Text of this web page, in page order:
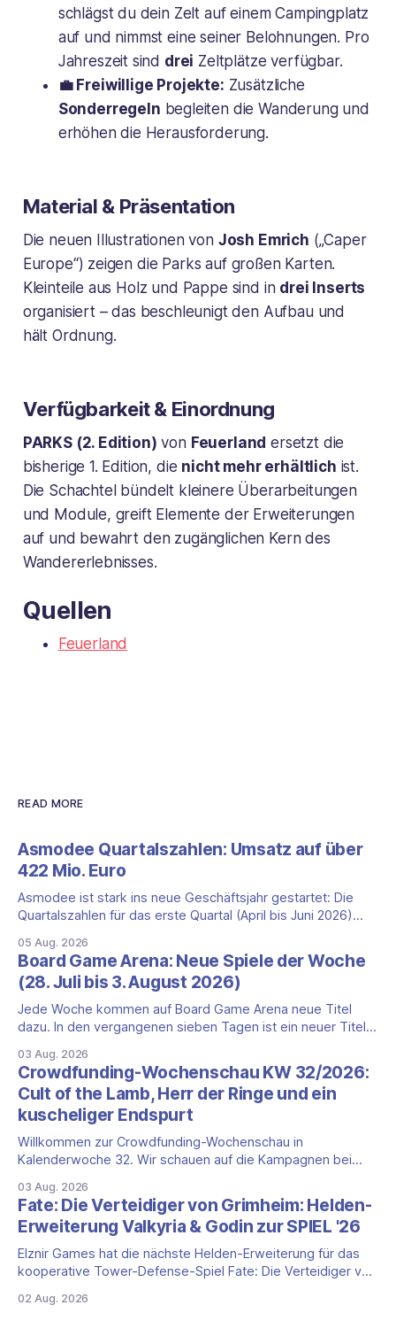
schlägst du dein Zelt auf einem Campingplatz
auf und nimmst eine seiner Belohnungen. Pro
Jahreszeit sind drei Zeltplätze verfügbar.
💼 Freiwillige Projekte: Zusätzliche
Sonderregeln begleiten die Wanderung und
erhöhen die Herausforderung.
Material & Präsentation
Die neuen Illustrationen von Josh Emrich („Caper
Europe“) zeigen die Parks auf großen Karten.
Kleinteile aus Holz und Pappe sind in drei Inserts
organisiert – das beschleunigt den Aufbau und
hält Ordnung.
Verfügbarkeit & Einordnung
PARKS (2. Edition) von Feuerland ersetzt die
bisherige 1. Edition, die nicht mehr erhältlich ist.
Die Schachtel bündelt kleinere Überarbeitungen
und Module, greift Elemente der Erweiterungen
auf und bewahrt den zugänglichen Kern des
Wandererlebnisses.
Quellen
Feuerland
READ MORE
Asmodee Quartalszahlen: Umsatz auf über
422 Mio. Euro
Asmodee ist stark ins neue Geschäftsjahr gestartet: Die
Quartalszahlen für das erste Quartal (April bis Juni 2026)
Prozent auf 422,1 Millionen Euro. Getragen wird das
Wachstum weiter von den Sammelkartenspielen, doch
erstmals seit Monaten zeigt auch das klassische
Brettspielgeschäft wieder
05 Aug. 2026
Board Game Arena: Neue Spiele der Woche
(28. Juli bis 3. August 2026)
Jede Woche kommen auf Board Game Arena neue Titel
dazu. In den vergangenen sieben Tagen ist ein neuer Titel
bekanntesten kooperativen Zombiespiele. Wir stellen dir
den Neuzugang mit seinen Eckdaten vor. Zombicide: 2nd
Edition: kooperatives Überleben gegen Zombiehorden Mit
Zombicide: 2nd
03 Aug. 2026
Crowdfunding-Wochenschau KW 32/2026:
Cult of the Lamb, Herr der Ringe und ein
kuscheliger Endspurt
Willkommen zur Crowdfunding-Wochenschau in
Kalenderwoche 32. Wir schauen auf die Kampagnen bei
gestartet sind, kurz vor dem Ende stehen oder aus anderen
Gründen einen Blick wert sind. Diese Woche dominieren
zwei Marken mit Millionenbeträgen, dazu kommt ein
deutlich kleinerer Endspurt. Cult
03 Aug. 2026
Fate: Die Verteidiger von Grimheim: Helden-
Erweiterung Valkyria & Godin zur SPIEL '26
Elznir Games hat die nächste Helden-Erweiterung für das
kooperative Tower-Defense-Spiel Fate: Die Verteidiger von
Helden ins Spiel. Die ersten Exemplare gibt es zur SPIEL '26
02 Aug. 2026